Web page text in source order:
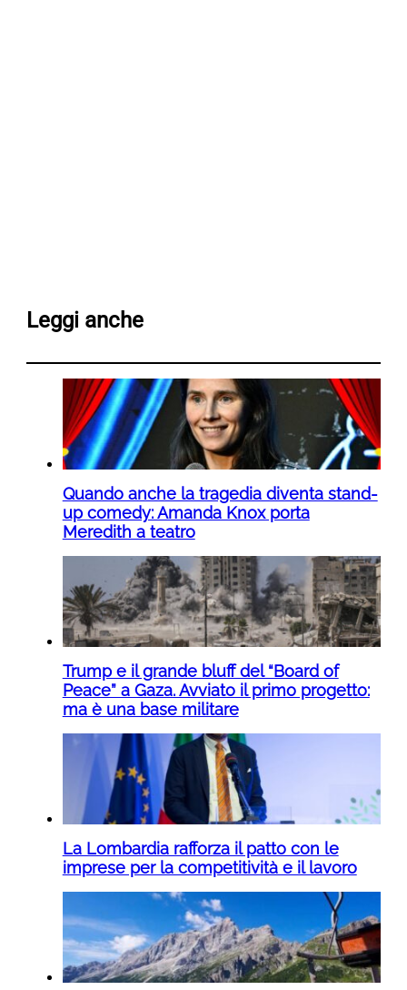
Leggi anche
Quando anche la tragedia diventa stand-
up comedy: Amanda Knox porta
Meredith a teatro
Trump e il grande bluff del “Board of
Peace” a Gaza. Avviato il primo progetto:
ma è una base militare
La Lombardia rafforza il patto con le
imprese per la competitività e il lavoro